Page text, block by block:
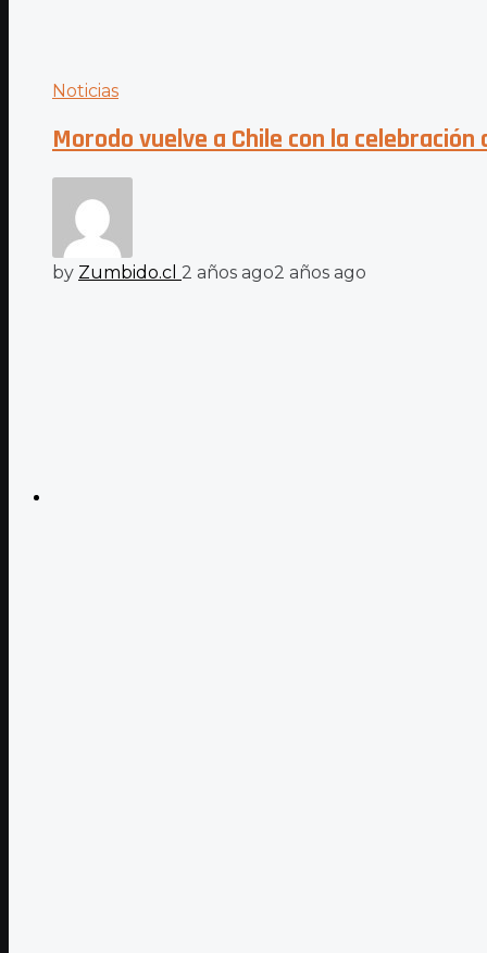
Noticias
Morodo vuelve a Chile con la
by Zumbido.cl 2 años ago2 años ago